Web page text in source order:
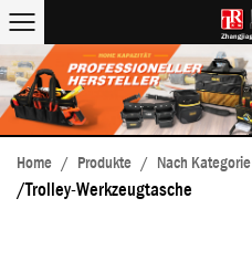
Home / Produkte / Nach Kategorie
/Trolley-Werkzeugtasche